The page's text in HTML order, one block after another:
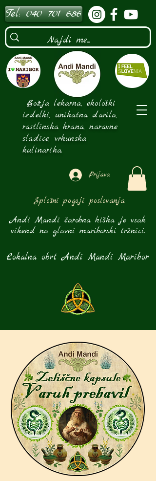
Božja lekarna, ekološki
izdelki, unikatna darila,
rastlinska hrana, naravne
sladice, vrhunska
kulinarika.
Andi Mandi čarobna hiška je vsak
vikend na glavni mariborski tržnici.
Tel: 040 701 686
Prijava
Lokalna obrt Andi Mandi Maribor
Splošni pogoji poslovanja